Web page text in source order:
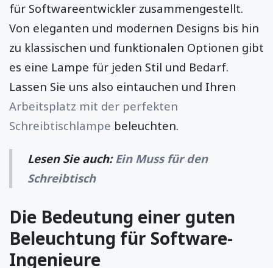
für Softwareentwickler zusammengestellt.
Von eleganten und modernen Designs bis hin
zu klassischen und funktionalen Optionen gibt
es eine Lampe für jeden Stil und Bedarf.
Lassen Sie uns also eintauchen und Ihren
Arbeitsplatz mit der perfekten
Schreibtischlampe beleuchten.
Lesen Sie auch:Ein Muss für den
Schreibtisch
Die Bedeutung einer guten
Beleuchtung für Software-
Ingenieure